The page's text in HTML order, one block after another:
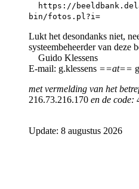
https://
bin/fotos.pl?i=
Lukt het desondanks niet,
systeembeheerder van deze
Guido Klessens
E-mail: g.klessens ==at==
met vermelding van het
216.73.216.170 en de code:
Update: 8 augustus 2026